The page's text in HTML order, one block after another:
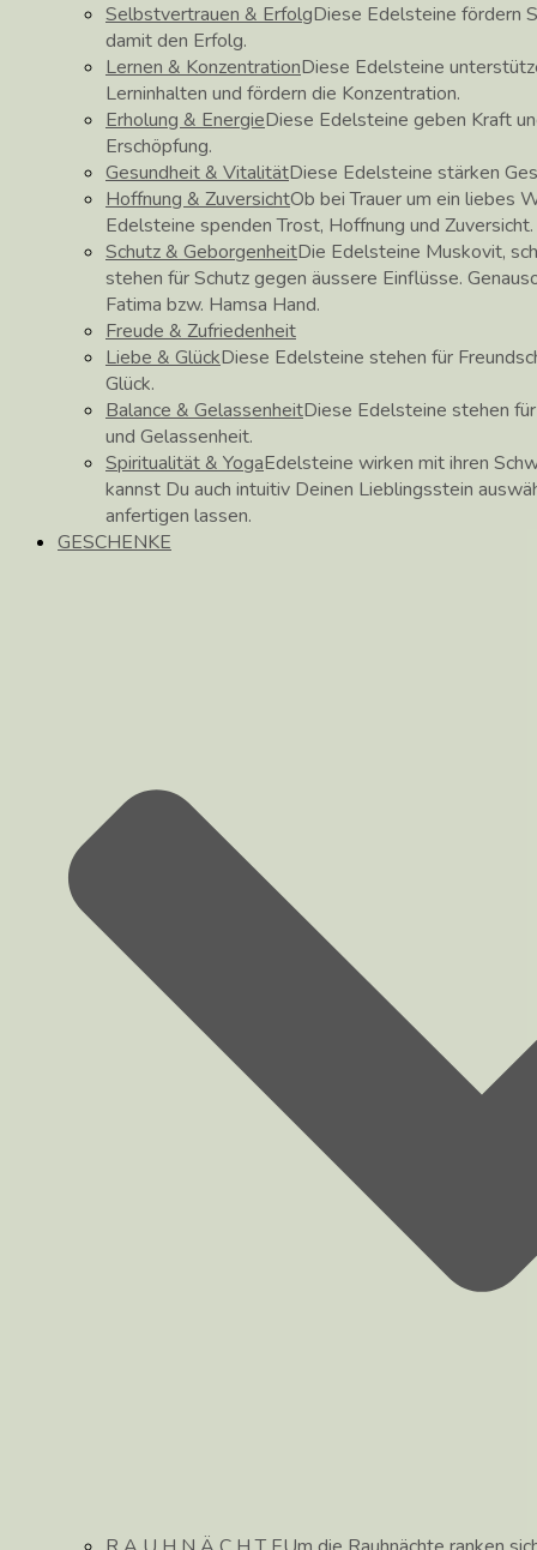
Selbstvertrauen & ErfolgDiese Edelsteine fördern
damit den Erfolg.
Lernen & KonzentrationDiese Edelsteine
Lerninhalten und fördern die Konzentration.
Erholung & EnergieDiese Edelsteine geben Kraft
Erschöpfung.
Gesundheit & VitalitätDiese Edelsteine stärken
Hoffnung & ZuversichtOb bei Trauer um ein liebes
Edelsteine spenden Trost, Hoffnung und Zuversicht.
Schutz & GeborgenheitDie Edelsteine Muskovit,
stehen für Schutz gegen äussere Einflüsse.
Fatima bzw. Hamsa Hand.
Freude & Zufriedenheit
Liebe & GlückDiese Edelsteine stehen für
Glück.
Balance & GelassenheitDiese Edelsteine stehen
und Gelassenheit.
Spiritualität & YogaEdelsteine wirken mit ihren
kannst Du auch intuitiv Deinen Lieblingsstein
anfertigen lassen.
GESCHENKE